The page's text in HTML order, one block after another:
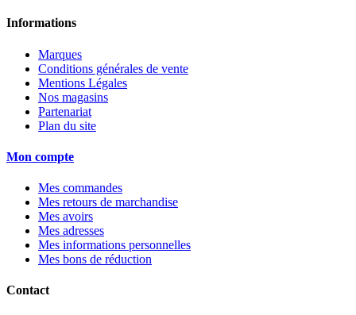
Informations
Marques
Conditions générales de vente
Mentions Légales
Nos magasins
Partenariat
Plan du site
Mon compte
Mes commandes
Mes retours de marchandise
Mes avoirs
Mes adresses
Mes informations personnelles
Mes bons de réduction
Contact